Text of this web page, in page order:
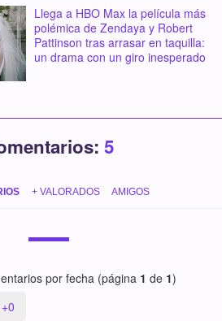
Llega a HBO Max la película más
polémica de Zendaya y Robert
Pattinson tras arrasar en taquilla:
un drama con un giro inesperado
5
+ VALORADOS AMIGOS
por fecha (página 1 de 1)
+0